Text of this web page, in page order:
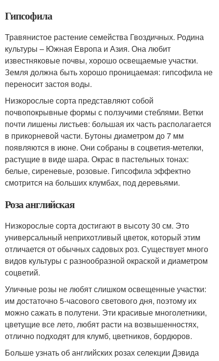
Гипсофила
Травянистое растение семейства Гвоздичных. Родина
культуры – Южная Европа и Азия. Она любит
известняковые почвы, хорошо освещаемые участки.
Земля должна быть хорошо проницаемая: гипсофила не
переносит застоя воды.
Низкорослые сорта представляют собой
почвопокрывные формы с ползучими стеблями. Ветки
почти лишены листьев: большая их часть располагается
в прикорневой части. Бутоны диаметром до 7 мм
появляются в июне. Они собраны в соцветия-метелки,
растущие в виде шара. Окрас в пастельных тонах:
белые, сиреневые, розовые. Гипсофила эффектно
смотрится на больших клумбах, под деревьями.
Роза английская
Низкорослые сорта достигают в высоту 30 см. Это
универсальный неприхотливый цветок, который этим
отличается от обычных садовых роз. Существует много
видов культуры с разнообразной окраской и диаметром
соцветий.
Уличные розы не любят слишком освещенные участки:
им достаточно 5-часового светового дня, поэтому их
можно сажать в полутени. Эти красивые многолетники,
цветущие все лето, любят расти на возвышенностях,
отлично подходят для клумб, цветников, бордюров.
Больше узнать об английских розах селекции Дэвида